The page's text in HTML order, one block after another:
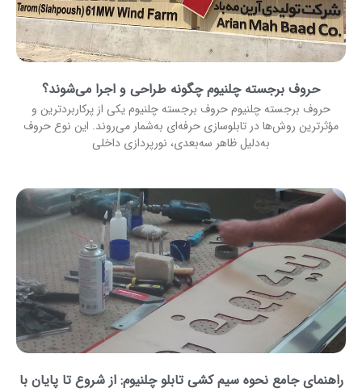
حروف برجسته چلنیوم چگونه طراحی و اجرا می‌شوند؟
حروف برجسته چلنیوم حروف برجسته چلنیوم یکی از پرکاربردترین و
مؤثرترین روش‌ها در تابلوسازی حرفه‌ای به‌شمار می‌روند. این نوع حروف
به‌دلیل ظاهر سه‌بعدی، نورپردازی داخلی
راهنمای جامع نحوه سیم کشی تابلو چلنیوم: از شروع تا پایان با